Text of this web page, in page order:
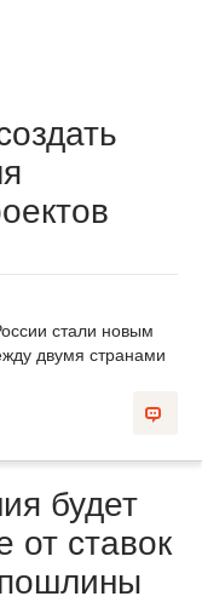
стали новым
двумя странами
будет
от ставок